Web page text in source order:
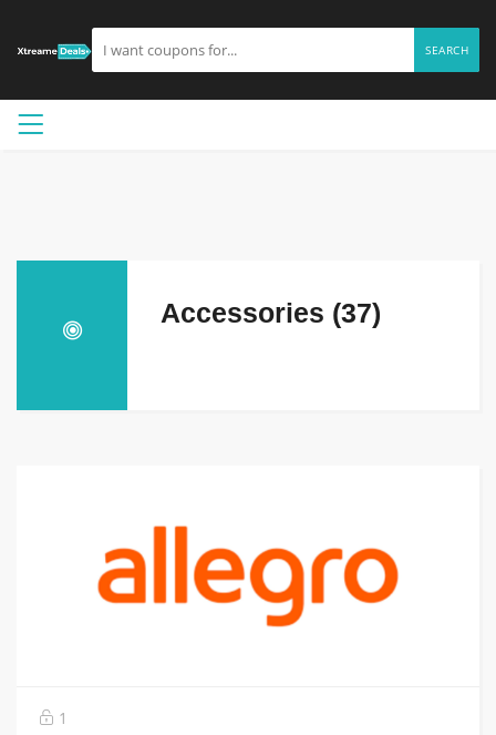
SEARCH
Accessories (37)
1